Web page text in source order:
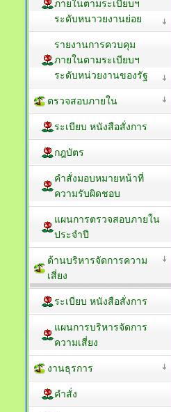
ภายในตามระเบียบฯ
ระดับหนาวยงานย่อย
รายงานการควบคุม
ภายในตามระเบียบฯ
ระดับหน่วยงานของรัฐ
ตรวจสอบภายใน
ระเบียบ หนังสือสั่งการ
กฎบัตร
คำสั่งมอบหมายหน้าที่
ความรับผิดชอบ
แผนการตรวจสอบภายใน
ประจำปี
ด้านบริหารจัดการความ
เสี่ยง
ระเบียบ หนังสือสั่งการ
แผนการบริหารจัดการ
ความเสี่ยง
งานธุรการ
คำสั่ง